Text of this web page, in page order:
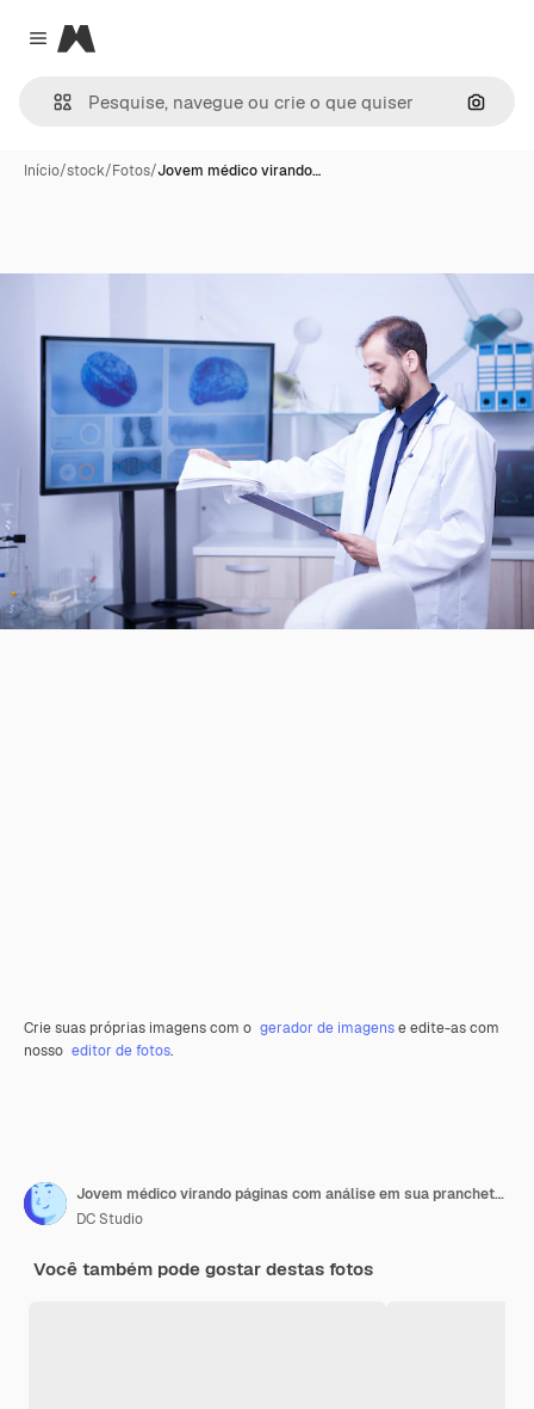
Close menu
Magnific
Início/stock/Fotos/Jovem médico virando…
Crie suas próprias imagens com o gerador de imagense edite-as com
nosso editor de fotos.
Jovem médico virando páginas com análise em sua prancheta em um laboratório para problemas cerebrais. Cérebro exibido no monitor.
DC Studio
Você também pode gostar destas fotos